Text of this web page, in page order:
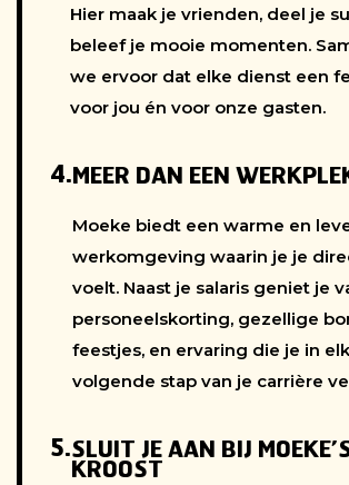
Hier maak je vrienden, deel je
beleef je mooie momenten.
we ervoor dat elke dienst een
voor jou én voor onze gasten.
4.MEER DAN EEN
Moeke biedt een warme en
werkomgeving waarin je je
voelt. Naast je salaris geniet je
personeelskorting, gezellige
feestjes, en ervaring die je in
volgende stap van je carrière
5.SLUIT JE AAN BIJ
KROOST